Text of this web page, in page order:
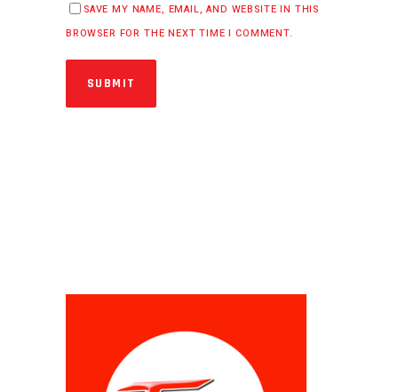
SAVE MY NAME, EMAIL, AND WEBSITE IN THIS
BROWSER FOR THE NEXT TIME I COMMENT.
SUBMIT